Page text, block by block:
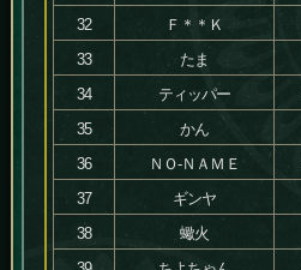
32
Ｆ＊＊Ｋ
33
たま
34
ティッパー
35
かん
36
ＮＯ-ＮＡＭＥ
37
ギンヤ
38
蠍火